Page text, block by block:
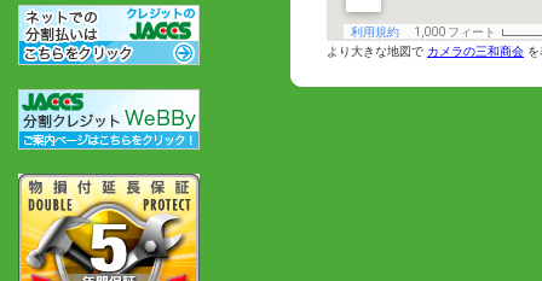
より大きな地図で カメラの三和商会